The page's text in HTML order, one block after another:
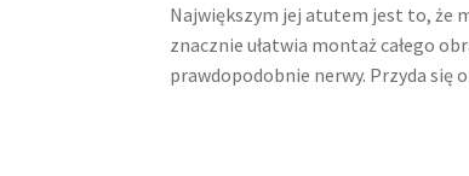
Największym jej atutem jest to, że
znacznie ułatwia montaż całego
prawdopodobnie nerwy. Przyda się